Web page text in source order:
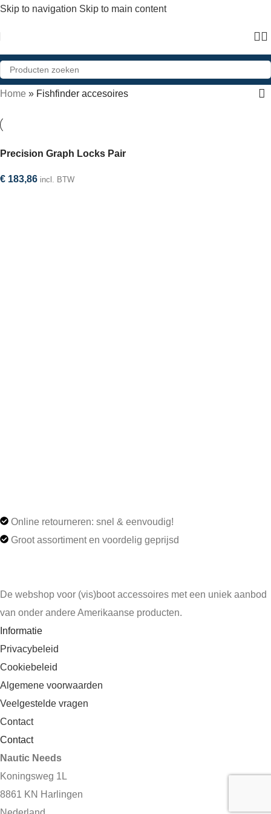
Skip to navigation Skip to main content
Home » Fishfinder accesoires
Precision Graph Locks Pair
€ 183,86 incl. BTW
Online retourneren: snel & eenvoudig!
Groot assortiment en voordelig geprijsd
De webshop voor (vis)boot accessoires met een uniek aanbod
van onder andere Amerikaanse producten.
Informatie
Privacybeleid
Cookiebeleid
Algemene voorwaarden
Veelgestelde vragen
Contact
Contact
Nautic Needs
Koningsweg 1L
8861 KN Harlingen